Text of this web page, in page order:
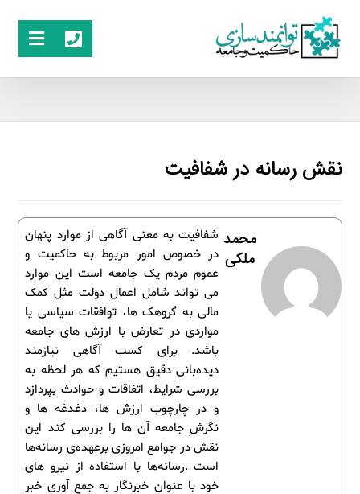
نقش رسانه در شفافیت
شفافیت به معنی آگاهی از موارد پنهان
در خصوص امور مربوط به حاکمیت و
عموم مردم یک جامعه است این موارد
می تواند شامل اعمال دولت مثل کمک
مالی به گروهک ها، توافقات سیاسی یا
مواردی در تعارض با ارزش های جامعه
باشد. برای کسب آگاهی نیازمند
دیده‌بانی دقیق هستیم که هر لحظه به
بررسی شرایط، اتفاقات و حوادث بپردازد
و در چارچوب ارزش ها، دغدغه ها و
نگرش جامعه آن ها را بررسی کند این
نقش در جوامع امروزی برعهده‌ی رسانه‌ها
است .رسانه‌ها با استفاده از نیرو های
خود با عنوان خبرنگار به جمع آوری خبر
محمد
ملکی